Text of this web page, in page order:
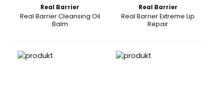
Real Barrier
Real Barrier Cleansing Oil
Balm
Real Barrier
Real Barrier Extreme Lip
Repair